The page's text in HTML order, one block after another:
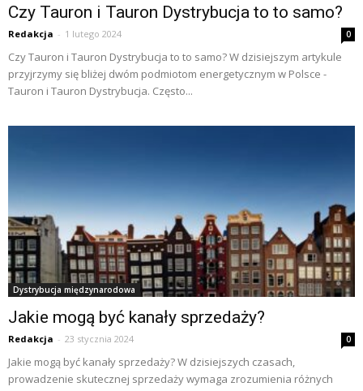
Czy Tauron i Tauron Dystrybucja to to samo?
Redakcja - 1 lutego 2024 0
Czy Tauron i Tauron Dystrybucja to to samo? W dzisiejszym artykule
przyjrzymy się bliżej dwóm podmiotom energetycznym w Polsce -
Tauron i Tauron Dystrybucja. Często...
Dystrybucja międzynarodowa
Jakie mogą być kanały sprzedaży?
Redakcja - 23 stycznia 2024 0
Jakie mogą być kanały sprzedaży? W dzisiejszych czasach,
prowadzenie skutecznej sprzedaży wymaga zrozumienia różnych